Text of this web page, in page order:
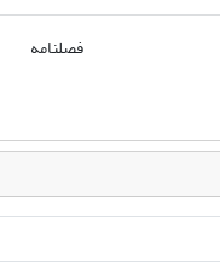
فصلنامه